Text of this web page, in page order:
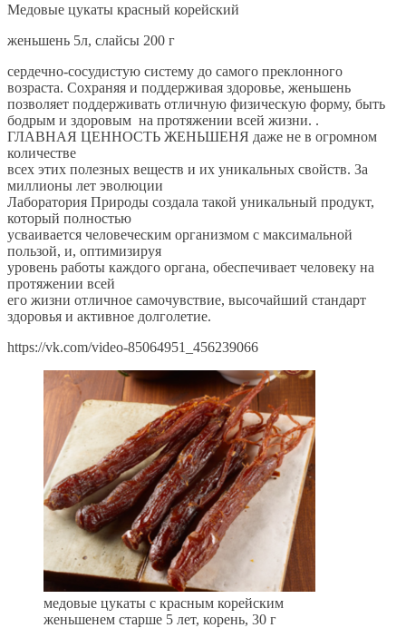
Медовые цукаты красный корейский
женьшень 5л, слайсы 200 г
сердечно-сосудистую систему до самого преклонного
возраста. Сохраняя и поддерживая здоровье, женьшень
позволяет поддерживать отличную физическую форму, быть
бодрым и здоровым на протяжении всей жизни. .
ГЛАВНАЯ ЦЕННОСТЬ ЖЕНЬШЕНЯ даже не в огромном
количестве
всех этих полезных веществ и их уникальных свойств. За
миллионы лет эволюции
Лаборатория Природы создала такой уникальный продукт,
который полностью
усваивается человеческим организмом с максимальной
пользой, и, оптимизируя
уровень работы каждого органа, обеспечивает человеку на
протяжении всей
его жизни отличное самочувствие, высочайший стандарт
здоровья и активное долголетие.
https://vk.com/video-85064951_456239066
медовые цукаты с красным корейским
женьшенем старше 5 лет, корень, 30 г